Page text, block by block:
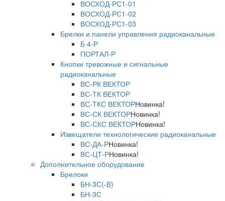
ВОСХОД-РС1-01
ВОСХОД-РС1-02
ВОСХОД-РС1-03
Брелки и панели управления радиоканальные
Б 4-Р
ПОРТАЛ-Р
Кнопки тревожные и сигнальные
радиоканальные
ВС-РК ВЕКТОР
ВС-ТК ВЕКТОР
ВС-ТКС ВЕКТОРНовинка!
ВС-СК ВЕКТОРНовинка!
ВС-СКС ВЕКТОРНовинка!
Извещатели технологические радиоканальные
ВС-ДА-РНовинка!
ВС-ЦТ-РНовинка!
Дополнительное оборудование
Брелоки
БН-3С(-В)
БН-3С